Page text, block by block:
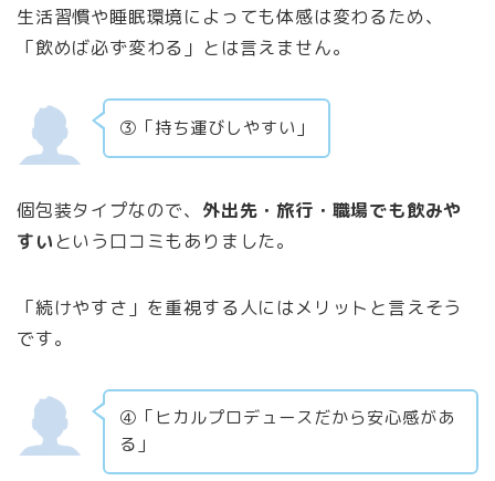
生活習慣や睡眠環境によっても体感は変わるため、
「飲めば必ず変わる」とは言えません。
③「持ち運びしやすい」
個包装タイプなので、 外出先・旅行・職場でも飲みや
すいという口コミもありました。
「続けやすさ」を重視する人にはメリットと言えそう
です。
④「ヒカルプロデュースだから安心感があ
る」